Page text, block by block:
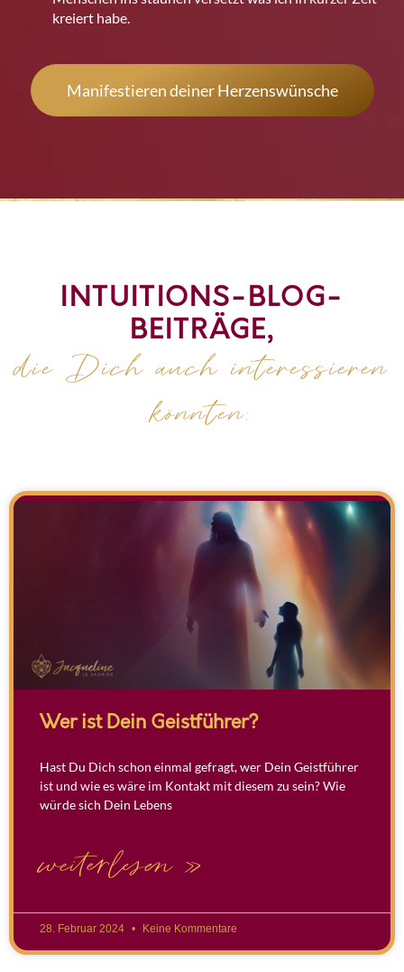
kreiert habe.
Manifestieren deiner Herzenswünsche
INTUITIONS-BLOG-
BEITRÄGE,
die Dich auch interessieren
könnten:
Wer ist Dein Geistführer?
Hast Du Dich schon einmal gefragt, wer Dein Geistführer
ist und wie es wäre im Kontakt mit diesem zu sein? Wie
würde sich Dein Lebens
weiterlesen »
28. Februar 2024 Keine Kommentare